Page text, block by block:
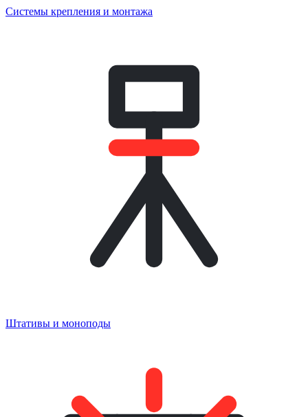
Системы крепления и монтажа
Штативы и моноподы